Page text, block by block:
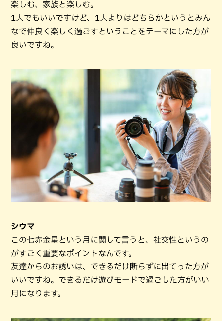
楽しむ、家族と楽しむ。
1人でもいいですけど、1人よりはどちらかというとみん
なで仲良く楽しく過ごすということをテーマにした方が
良いですね。
シウマ
この七赤金星という月に関して言うと、社交性というの
がすごく重要なポイントなんです。
友達からのお誘いは、できるだけ断らずに出てった方が
いいですね。できるだけ遊びモードで過ごした方がいい
月になります。